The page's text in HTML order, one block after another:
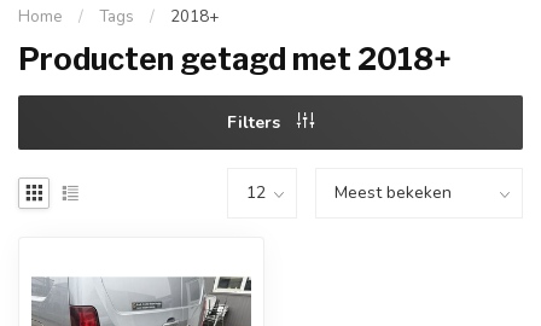
Home / Tags / 2018+
Producten getagd met 2018+
Filters